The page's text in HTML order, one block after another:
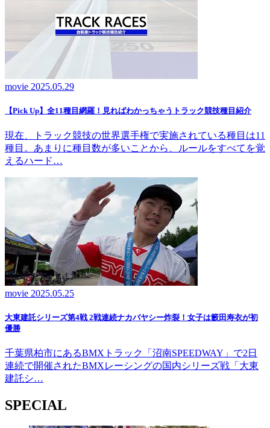
movie 2025.05.29
【Pick Up】全11種目網羅！見ればわかっちゃうトラック競技種目紹介
現在、トラック競技の世界選手権で実施されている種目は11
種目。あまりに種目数が多いことから、ルールをすべてを覚
えるハード…
movie 2025.05.25
大東建託シリーズ第4戦 2戦連続ナカバヤシー炸裂！女子は籔田寿衣が初
優勝
千葉県柏市にあるBMXトラック「沼南SPEEDWAY」で2日
連続で開催されたBMXレーシングの国内シリーズ戦「大東
建託シ…
SPECIAL